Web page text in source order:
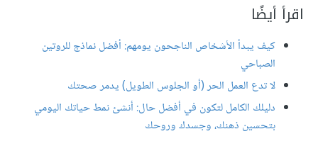
اقرأ أيضًا
كيف يبدأ الأشخاص الناجحون يومهم: أفضل نماذج للروتين
الصباحي
لا تدع العمل الحر (أو الجلوس الطويل) يدمر صحتك
دليلك الكامل لتكون في أفضل حال: أنشئ نمط حياتك اليومي
بتحسين ذهنك، وجسدك وروحك